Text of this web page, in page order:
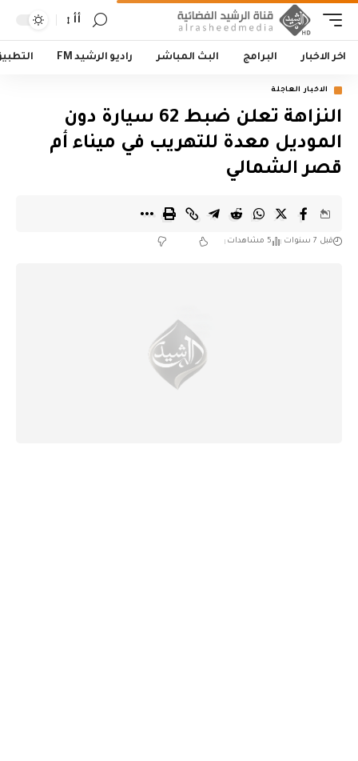
أأ
اخر الاخبار البرامج البث المباشر راديو الرشيد FM
الاخبار العاجلة
النزاهة تعلن ضبط 62 سيارة دون
الموديل معدة للتهريب في ميناء أم
قصر الشمالي
قبل 7 سنوات 5 مشاهدات